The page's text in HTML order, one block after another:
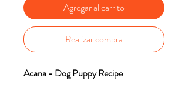
Agregar al carrito
Realizar compra
Acana - Dog Puppy Recipe